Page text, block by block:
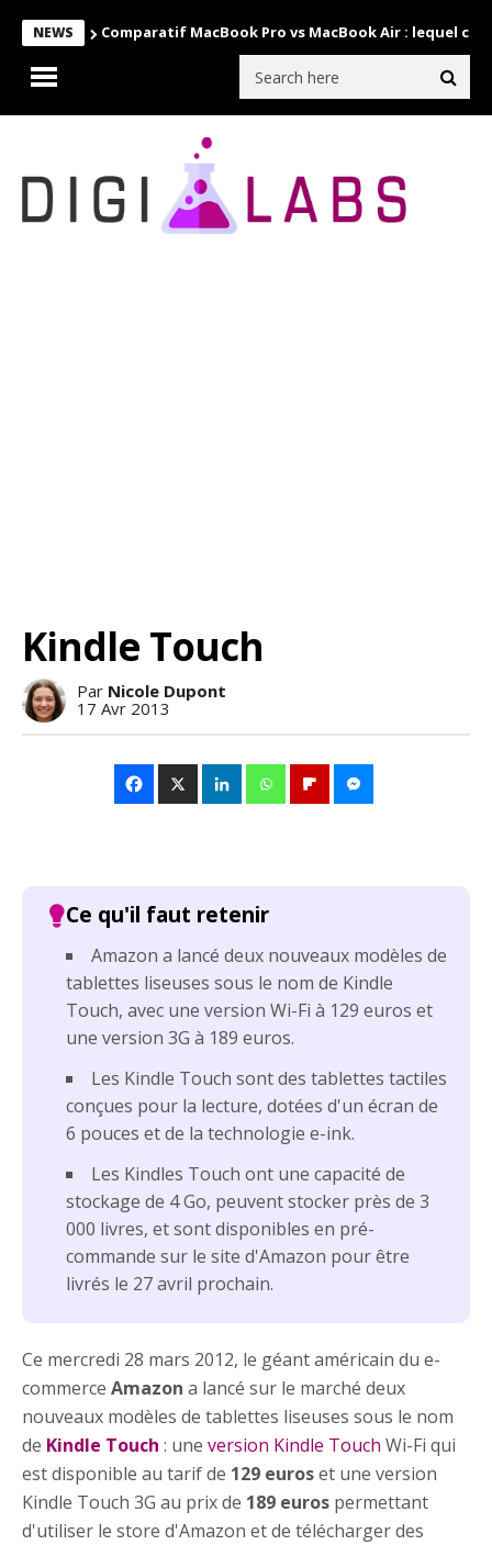
NEWS Comparatif MacBook Pro vs MacBook Air : lequel
Kindle Touch
Par Nicole Dupont
17 Avr 2013
Amazon a lancé deux nouveaux modèles de
tablettes liseuses sous le nom de Kindle
Touch, avec une version Wi-Fi à 129 euros et
une version 3G à 189 euros.
Les Kindle Touch sont des tablettes tactiles
conçues pour la lecture, dotées d'un écran de
6 pouces et de la technologie e-ink.
Les Kindles Touch ont une capacité de
stockage de 4 Go, peuvent stocker près de 3
000 livres, et sont disponibles en pré-
commande sur le site d'Amazon pour être
livrés le 27 avril prochain.
Ce mercredi 28 mars 2012, le géant américain du e-
commerce Amazon a lancé sur le marché deux
nouveaux modèles de tablettes liseuses sous le nom
de Kindle Touch : une version Kindle Touch Wi-Fi qui
est disponible au tarif de 129 euroset une version
Kindle Touch 3G au prix de 189 euros permettant
d'utiliser le store d'Amazon et de télécharger des